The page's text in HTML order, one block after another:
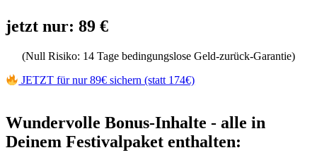
jetzt nur: 89 €
(Null Risiko: 14 Tage bedingungslose Geld-zurück-Garantie)
JETZT für nur 89€ sichern (statt 174€)
Wundervolle Bonus-Inhalte - alle in
Deinem Festivalpaket enthalten: